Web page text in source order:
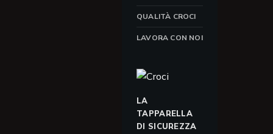
QUALITÀ CROCI
LAVORA CON NOI
LA
TAPPARELLA
DI SICUREZZA